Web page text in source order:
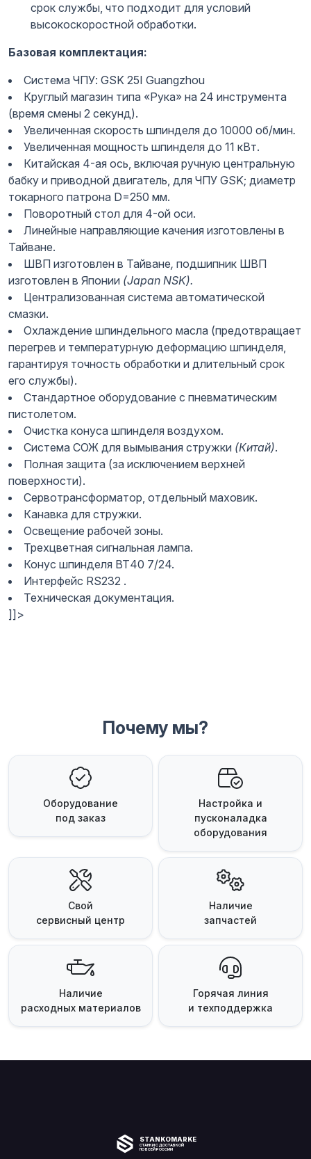
срок службы, что подходит для условий
высокоскоростной обработки.
Базовая комплектация:
Система ЧПУ: GSK 25I Guangzhou
Круглый магазин типа «Рука» на 24 инструмента
(время смены 2 секунд).
Увеличенная скорость шпинделя до 10000 об/мин.
Увеличенная мощность шпинделя до 11 кВт.
Китайская 4-ая ось, включая ручную центральную
бабку и приводной двигатель, для ЧПУ GSK; диаметр
токарного патрона D=250 мм.
Поворотный стол для 4-ой оси.
Линейные направляющие качения изготовлены в
Тайване.
ШВП изготовлен в Тайване, подшипник ШВП
изготовлен в Японии (Japan NSK).
Централизованная система автоматической
смазки.
Охлаждение шпиндельного масла (предотвращает
перегрев и температурную деформацию шпинделя,
гарантируя точность обработки и длительный срок
его службы).
Стандартное оборудование с пневматическим
пистолетом.
Очистка конуса шпинделя воздухом.
Система СОЖ для вымывания стружки (Китай).
Полная защита (за исключением верхней
поверхности).
Сервотрансформатор, отдельный маховик.
Канавка для стружки.
Освещение рабочей зоны.
Трехцветная сигнальная лампа.
Конус шпинделя ВТ40 7/24.
Интерфейс RS232 .
Техническая документация.
]]>
Почему мы?
Оборудование
под заказ
Настройка и
пусконаладка
оборудования
Свой
сервисный центр
Наличие
запчастей
Наличие
расходных материалов
Горячая линия
и техподдержка
STANKOMARKET
СТАНКИ С ДОСТАВКОЙ
ПО ВСЕЙ РОССИИ